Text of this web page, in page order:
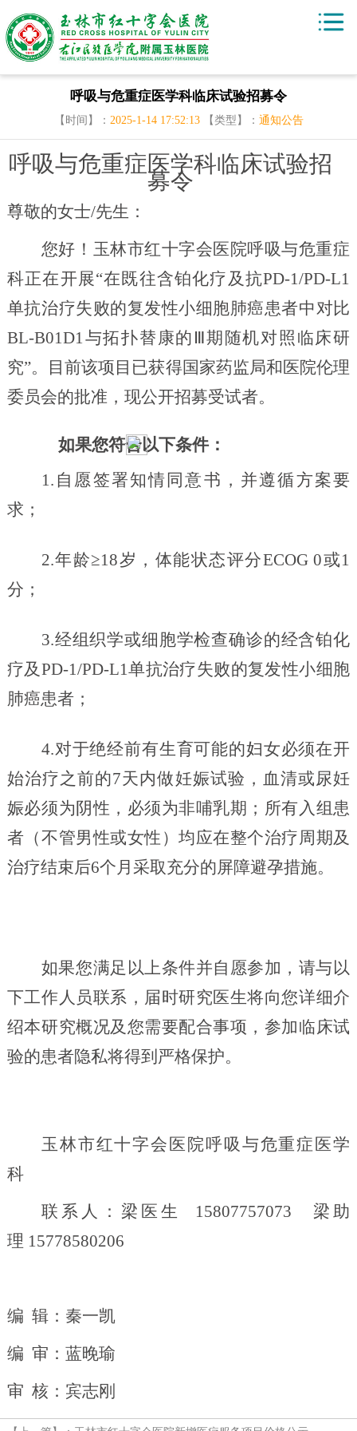
呼吸与危重症医学科临床试验招募令
【时间】： 2025-1-14 17:52:13【类型】： 通知公告
呼吸与危重症医学科临床试验招
募令
尊敬的女士/先生：
您好！玉林市红十字会医院呼吸与危重症
科正在开展“在既往含铂化疗及抗PD-1/PD-L1
单抗治疗失败的复发性小细胞肺癌患者中对比
BL-B01D1与拓扑替康的Ⅲ期随机对照临床研
究”。目前该项目已获得国家药监局和医院伦理
委员会的批准，现公开招募受试者。
如果您符合以下条件：
1.自愿签署知情同意书，并遵循方案要
求；
2.年龄≥18岁，体能状态评分ECOG 0或1
分；
3.经组织学或细胞学检查确诊的经含铂化
疗及PD-1/PD-L1单抗治疗失败的复发性小细胞
肺癌患者；
4.对于绝经前有生育可能的妇女必须在开
始治疗之前的7天内做妊娠试验，血清或尿妊
娠必须为阴性，必须为非哺乳期；所有入组患
者（不管男性或女性）均应在整个治疗周期及
治疗结束后6个月采取充分的屏障避孕措施。
如果您满足以上条件并自愿参加，请与以
下工作人员联系，届时研究医生将向您详细介
绍本研究概况及您需要配合事项，参加临床试
验的患者隐私将得到严格保护。
玉林市红十字会医院呼吸与危重症医学
科
联系人：梁医生
15807757073 梁助
理 15778580206
编 辑：秦一凯
编 审：蓝晚瑜
审 核：宾志刚